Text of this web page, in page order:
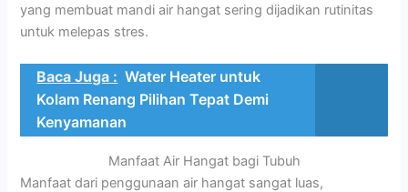
yang membuat mandi air hangat sering dijadikan rutinitas
untuk melepas stres.
Baca Juga : Water Heater untuk
Kolam Renang Pilihan Tepat Demi
Kenyamanan
Manfaat Air Hangat bagi Tubuh
Manfaat dari penggunaan air hangat sangat luas,